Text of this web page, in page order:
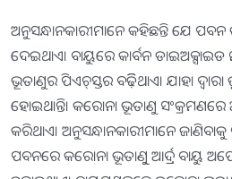
ଅନୁସନ୍ଧାନକାରୀମାନେ କହିଛନ୍ତି ଯେ
ଦେଇଥାଏ। ବାୟୁରେ କାର୍ବନ ଡାଇଅକ୍ସାଇଡ
ଭୂତାଣୁର ପିଏଚ୍‌ସ୍ତର ବଢ଼ିିଥାଏ। ଯାହା
ହୋଇଥାନ୍ତି। କରୋନା ଭୂତାଣୁ ସଂକ୍ରମଣରେ
କରିଥାଏ। ଅନୁସନ୍ଧାନକାରୀମାନେ
ପବନରେ କରୋନା ଭୂତାଣୁୁ ଆର୍ଦ୍ର ବାୟୁ